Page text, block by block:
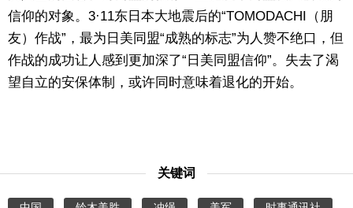
信仰的对象。3·11东日本大地震后的“TOMODACHI（朋
友）作战”，最为日美同盟“成熟的标志”为人赞不绝口，但
作战的成功让人感到更加深了“日美同盟信仰”。失去了渴
望自立的安保体制，或许同时意味着退化的开始。
关键词